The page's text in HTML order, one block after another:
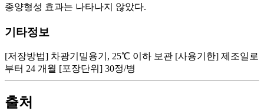
기타정보
[저장방법] 차광기밀용기, 25℃ 이하 보관 [사용기한] 제조일로
부터 24 개월 [포장단위] 30정/병
출처